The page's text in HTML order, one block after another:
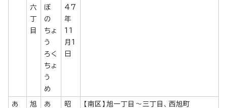
六
丁
目
ぼ
の
ちょ
う
ろく
ちょ
う
め
47
年
11
月1
日
あ
旭
あ
昭
【南区】旭一丁目～三丁目、西旭町